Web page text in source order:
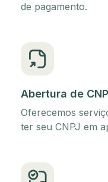
de pagamento.
Abertura de
Oferecemos
ter seu CNPJ em